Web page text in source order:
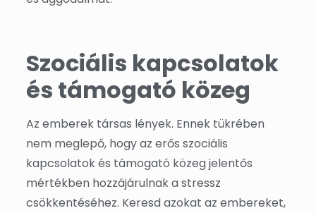
Szociális kapcsolatok
és támogató közeg
Az emberek társas lények. Ennek tükrében
nem meglepő, hogy az erős szociális
kapcsolatok és támogató közeg jelentős
mértékben hozzájárulnak a stressz
csökkentéséhez. Keresd azokat az embereket,